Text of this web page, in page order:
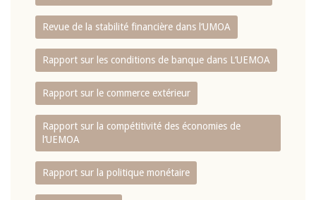
Revue de la stabilité financière dans l‘UMOA
Rapport sur les conditions de banque dans L‘UEMOA
Rapport sur le commerce extérieur
Rapport sur la compétitivité des économies de
l‘UEMOA
Rapport sur la politique monétaire